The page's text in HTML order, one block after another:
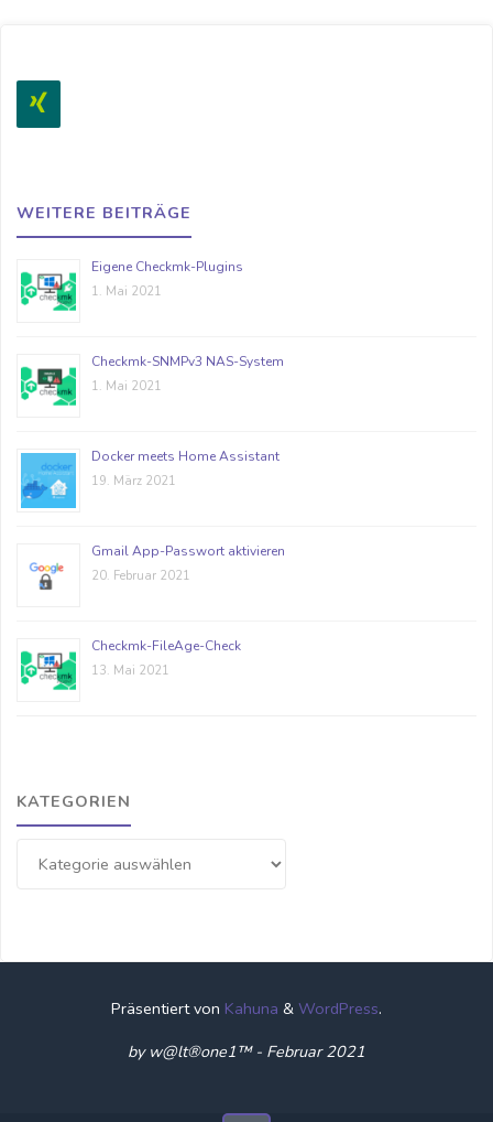
WEITERE BEITRÄGE
Eigene Checkmk-Plugins
1. Mai 2021
Checkmk-SNMPv3 NAS-System
1. Mai 2021
Docker meets Home Assistant
19. März 2021
Gmail App-Passwort aktivieren
20. Februar 2021
Checkmk-FileAge-Check
13. Mai 2021
KATEGORIEN
Präsentiert von Kahuna & WordPress.
by w@lt®one1™ - Februar 2021